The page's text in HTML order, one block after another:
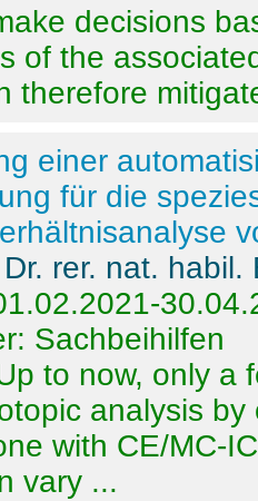
decisions
of the
therefore
einer
für die
rer. nat.
Sachbeihilfen
to now, only a
analysis
with CE/MC-
vary ...